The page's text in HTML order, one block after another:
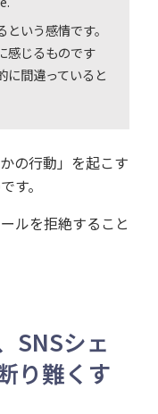
いう感情です。
感じるものです
に間違っていると
の行動」を起こす
す。
ルを拒絶すること
SNSシェ
り難くす